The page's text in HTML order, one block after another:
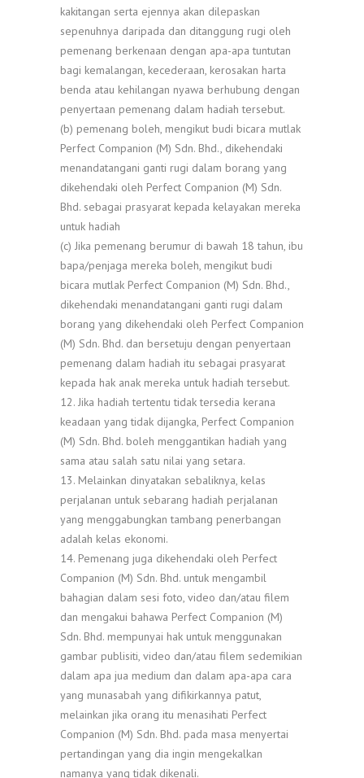
kakitangan serta ejennya akan dilepaskan
sepenuhnya daripada dan ditanggung rugi oleh
pemenang berkenaan dengan apa-apa tuntutan
bagi kemalangan, kecederaan, kerosakan harta
benda atau kehilangan nyawa berhubung dengan
penyertaan pemenang dalam hadiah tersebut.
(b) pemenang boleh, mengikut budi bicara mutlak
Perfect Companion (M) Sdn. Bhd., dikehendaki
menandatangani ganti rugi dalam borang yang
dikehendaki oleh Perfect Companion (M) Sdn.
Bhd. sebagai prasyarat kepada kelayakan mereka
untuk hadiah
(c) Jika pemenang berumur di bawah 18 tahun, ibu
bapa/penjaga mereka boleh, mengikut budi
bicara mutlak Perfect Companion (M) Sdn. Bhd.,
dikehendaki menandatangani ganti rugi dalam
borang yang dikehendaki oleh Perfect Companion
(M) Sdn. Bhd. dan bersetuju dengan penyertaan
pemenang dalam hadiah itu sebagai prasyarat
kepada hak anak mereka untuk hadiah tersebut.
12. Jika hadiah tertentu tidak tersedia kerana
keadaan yang tidak dijangka, Perfect Companion
(M) Sdn. Bhd. boleh menggantikan hadiah yang
sama atau salah satu nilai yang setara.
13. Melainkan dinyatakan sebaliknya, kelas
perjalanan untuk sebarang hadiah perjalanan
yang menggabungkan tambang penerbangan
adalah kelas ekonomi.
14. Pemenang juga dikehendaki oleh Perfect
Companion (M) Sdn. Bhd. untuk mengambil
bahagian dalam sesi foto, video dan/atau filem
dan mengakui bahawa Perfect Companion (M)
Sdn. Bhd. mempunyai hak untuk menggunakan
gambar publisiti, video dan/atau filem sedemikian
dalam apa jua medium dan dalam apa-apa cara
yang munasabah yang difikirkannya patut,
melainkan jika orang itu menasihati Perfect
Companion (M) Sdn. Bhd. pada masa menyertai
pertandingan yang dia ingin mengekalkan
namanya yang tidak dikenali.